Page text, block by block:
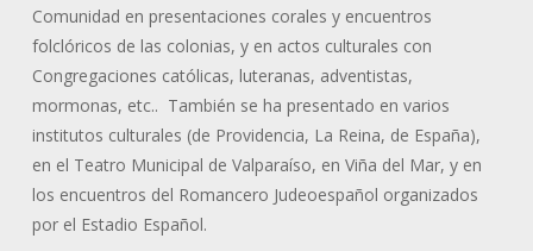
Comunidad en presentaciones corales y encuentros
folclóricos de las colonias, y en actos culturales con
Congregaciones católicas, luteranas, adventistas,
mormonas, etc.. También se ha presentado en varios
institutos culturales (de Providencia, La Reina, de España),
en el Teatro Municipal de Valparaíso, en Viña del Mar, y en
los encuentros del Romancero Judeoespañol organizados
por el Estadio Español.